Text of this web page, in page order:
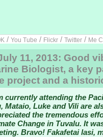
/ You Tube / Flickr / Twitter / Me
11, 2013: Good
Biologist, a key
project and a
currently attending the
Mataio, Luke and Vili are
the tremendous
Change in Tuvalu. It
Bravo! Fakafetai lasi,